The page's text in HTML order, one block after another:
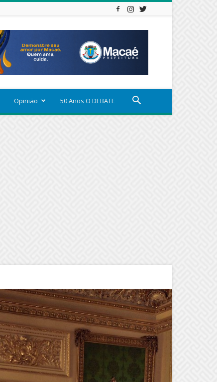
Opinião 50 Anos O DEBATE